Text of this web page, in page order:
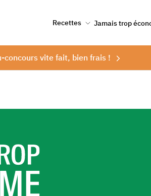
Recettes Jamais trop
concours vite fait, bien frais !